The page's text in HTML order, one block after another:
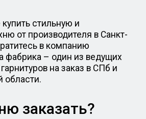
стильную и
от производителя в Санкт-
в компанию
фабрика – один из ведущих
на заказ в СПб и
области.
заказать?